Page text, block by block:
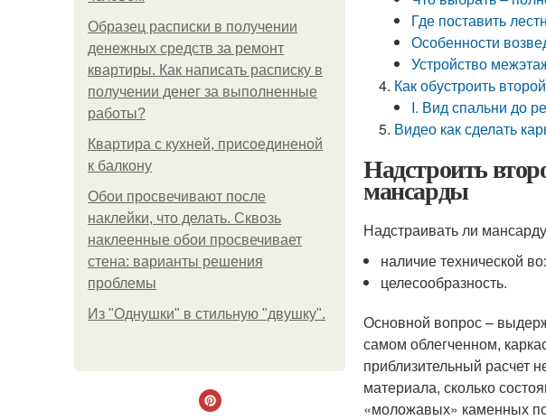
Образец расписки в получении
денежных средств за ремонт
квартиры. Как написать расписку в
получении денег за выполненные
работы?
Квартира с кухней, присоединеной
к балкону
Обои просвечивают после
наклейки, что делать. Сквозь
наклеенные обои просвечивает
стена: варианты решения
проблемы
Из "Однушки" в стильную "двушку".
Где поставить
Особенности
Устройство
Как обустроить
I. Вид спальни до
Видео как сделать
Надстроить
мансарды
Надстраивать ли
наличие технической
целесообразность.
Основной вопрос –
самом облегченном,
приблизительный расчет
материала, сколько
«моложавых» каменных